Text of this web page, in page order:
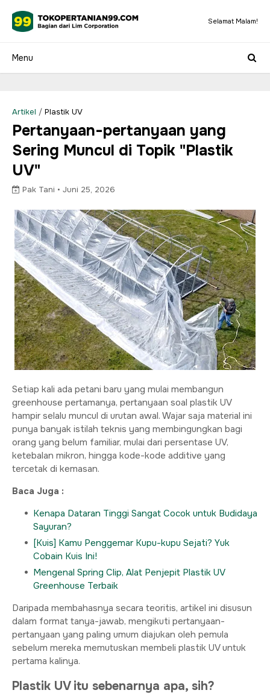
Selamat Malam!
Artikel / Plastik UV
Pertanyaan-pertanyaan yang
Sering Muncul di Topik "Plastik
UV"
Pak Tani • Juni 25, 2026
Setiap kali ada petani baru yang mulai membangun
greenhouse pertamanya, pertanyaan soal plastik UV
hampir selalu muncul di urutan awal. Wajar saja material ini
punya banyak istilah teknis yang membingungkan bagi
orang yang belum familiar, mulai dari persentase UV,
ketebalan mikron, hingga kode-kode additive yang
tercetak di kemasan.
Baca Juga :
Kenapa Dataran Tinggi Sangat Cocok untuk Budidaya
Sayuran?
[Kuis] Kamu Penggemar Kupu-kupu Sejati? Yuk
Cobain Kuis Ini!
Mengenal Spring Clip, Alat Penjepit Plastik UV
Greenhouse Terbaik
Daripada membahasnya secara teoritis, artikel ini disusun
dalam format tanya-jawab, mengikuti pertanyaan-
pertanyaan yang paling umum diajukan oleh pemula
sebelum mereka memutuskan membeli plastik UV untuk
pertama kalinya.
Plastik UV itu sebenarnya apa, sih?